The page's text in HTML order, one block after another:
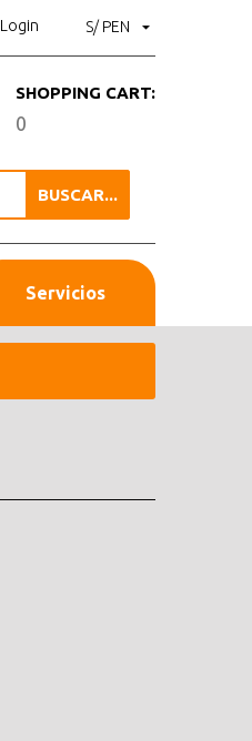
S/ PEN
Login
SHOPPING CART:
0
BUSCAR...
Servicios